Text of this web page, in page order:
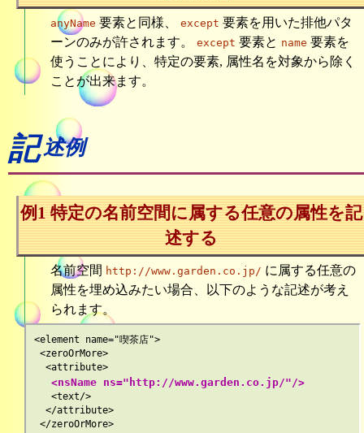
anyName 要素と同様、 except 要素を用いた排他パタ
ーンのみが許されます。 except 要素と name 要素を
使うことにより、特定の要素, 属性名を対象から除く
ことが出来ます。
記述例
例1 特定の名前空間に属する任意の属性を記
述する
名前空間 http://www.garden.co.jp/ に属する任意の
属性を埋め込みたい場合、以下のような記述が考え
られます。
<element name="喫茶店">
<zeroOrMore>
  <attribute>
<nsName ns="http://www.garden.co.jp/"/>
   <text/>
  </attribute>
</zeroOrMore>